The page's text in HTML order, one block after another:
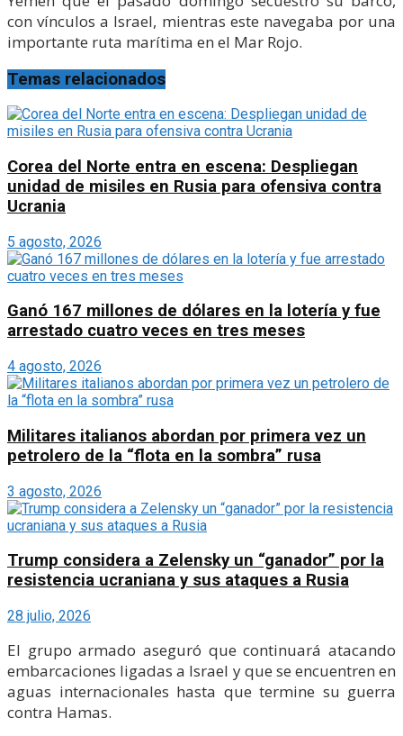
con vínculos a Israel, mientras este navegaba por una
importante ruta marítima en el Mar Rojo.
Temas relacionados
Corea del Norte entra en escena: Despliegan
unidad de misiles en Rusia para ofensiva contra
Ucrania
5 agosto, 2026
Ganó 167 millones de dólares en la lotería y fue
arrestado cuatro veces en tres meses
4 agosto, 2026
Militares italianos abordan por primera vez un
petrolero de la “flota en la sombra” rusa
3 agosto, 2026
Trump considera a Zelensky un “ganador” por la
resistencia ucraniana y sus ataques a Rusia
28 julio, 2026
El grupo armado aseguró que continuará atacando
embarcaciones ligadas a Israel y que se encuentren en
aguas internacionales hasta que termine su guerra
contra Hamas.